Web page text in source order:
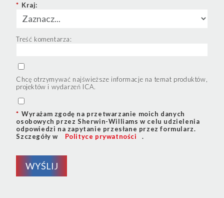
* Kraj:
Treść komentarza:
Chcę otrzymywać najświeższe informacje na temat produktów,
projektów i wydarzeń ICA.
* Wyrażam zgodę na przetwarzanie moich danych
osobowych przez Sherwin-Williams w celu udzielenia
odpowiedzi na zapytanie przesłane przez formularz.
Szczegóły w
Polityce prywatności .
WYŚLIJ